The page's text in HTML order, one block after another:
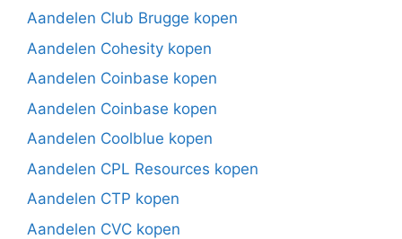
Aandelen Club Brugge kopen
Aandelen Cohesity kopen
Aandelen Coinbase kopen
Aandelen Coinbase kopen
Aandelen Coolblue kopen
Aandelen CPL Resources kopen
Aandelen CTP kopen
Aandelen CVC kopen